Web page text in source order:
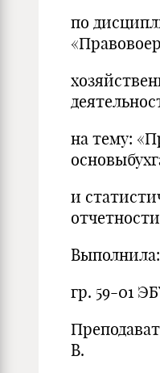
по
на тему:
и
гр. 59-01
В.